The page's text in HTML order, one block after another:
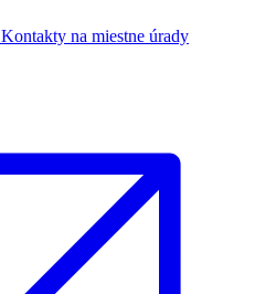
Kontakty na miestne úrady